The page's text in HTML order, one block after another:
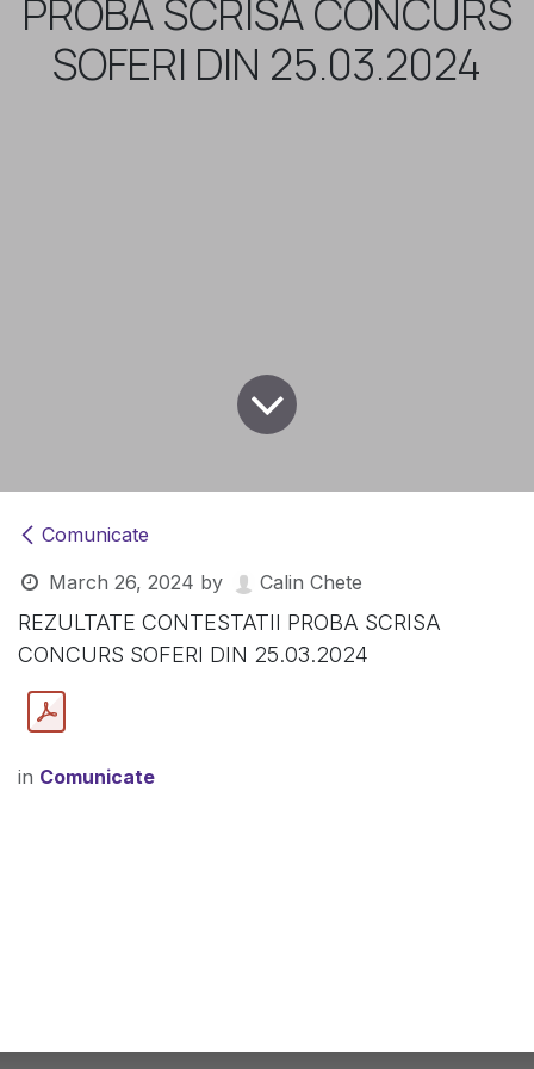
PROBA SCRISA CONCURS
SOFERI DIN 25.03.2024
Comunicate
March 26, 2024 by Calin Chete
REZULTATE CONTESTATII PROBA SCRISA
CONCURS SOFERI DIN 25.03.2024
in Comunicate